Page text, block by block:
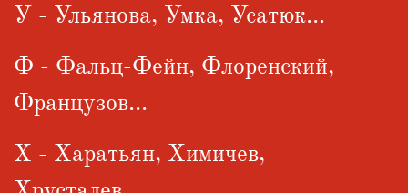
У - Ульянова, Умка, Усатюк...
Ф - Фальц-Фейн, Флоренский,
Французов...
Х - Харатьян, Химичев,